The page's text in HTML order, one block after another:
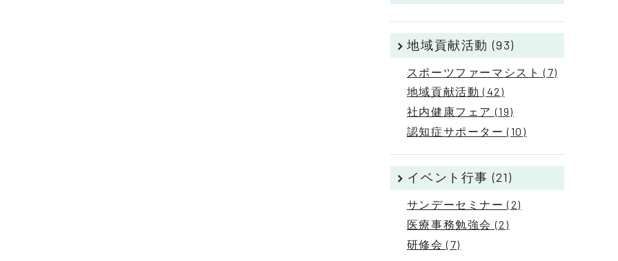
地域貢献活動 (93)
スポーツファーマシスト (7)
地域貢献活動 (42)
社内健康フェア (19)
認知症サポーター (10)
イベント行事 (21)
サンデーセミナー (2)
医療事務勉強会 (2)
研修会 (7)